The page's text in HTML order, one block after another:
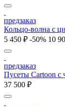
предзаказ
Кольцо-волна с
5 450 ₽ -50% 10
предзаказ
Пусеты Cartoon с
37 500 ₽